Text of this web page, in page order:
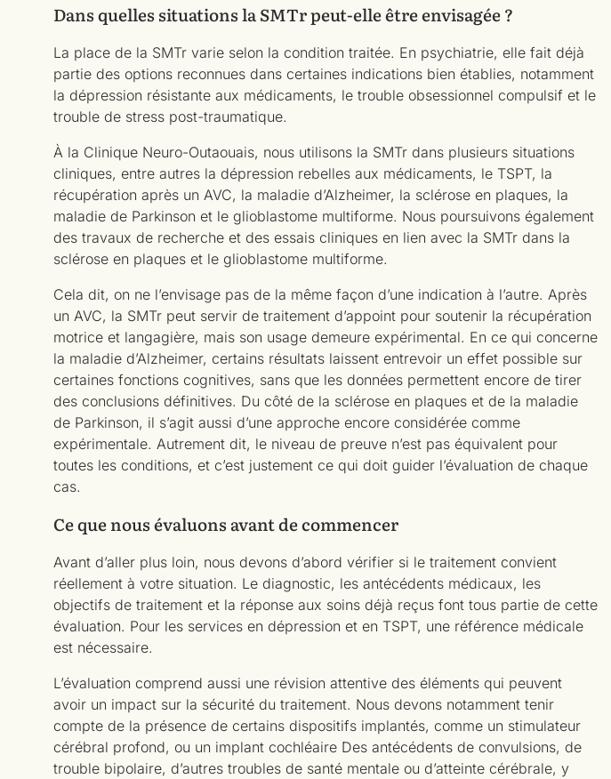
Dans quelles situations la SMTr peut-elle être envisagée ?
La place de la SMTr varie selon la condition traitée. En psychiatrie, elle fait déjà
partie des options reconnues dans certaines indications bien établies, notamment
la dépression résistante aux médicaments, le trouble obsessionnel compulsif et le
trouble de stress post-traumatique.
À la Clinique Neuro-Outaouais, nous utilisons la SMTr dans plusieurs situations
cliniques, entre autres la dépression rebelles aux médicaments, le TSPT, la
récupération après un AVC, la maladie d’Alzheimer, la sclérose en plaques, la
maladie de Parkinson et le glioblastome multiforme. Nous poursuivons également
des travaux de recherche et des essais cliniques en lien avec la SMTr dans la
sclérose en plaques et le glioblastome multiforme.
Cela dit, on ne l’envisage pas de la même façon d’une indication à l’autre. Après
un AVC, la SMTr peut servir de traitement d’appoint pour soutenir la récupération
motrice et langagière, mais son usage demeure expérimental. En ce qui concerne
la maladie d’Alzheimer, certains résultats laissent entrevoir un effet possible sur
certaines fonctions cognitives, sans que les données permettent encore de tirer
des conclusions définitives. Du côté de la sclérose en plaques et de la maladie
de Parkinson, il s’agit aussi d’une approche encore considérée comme
expérimentale. Autrement dit, le niveau de preuve n’est pas équivalent pour
toutes les conditions, et c’est justement ce qui doit guider l’évaluation de chaque
cas.
Ce que nous évaluons avant de commencer
Avant d’aller plus loin, nous devons d’abord vérifier si le traitement convient
réellement à votre situation. Le diagnostic, les antécédents médicaux, les
objectifs de traitement et la réponse aux soins déjà reçus font tous partie de cette
évaluation. Pour les services en dépression et en TSPT, une référence médicale
est nécessaire.
L’évaluation comprend aussi une révision attentive des éléments qui peuvent
avoir un impact sur la sécurité du traitement. Nous devons notamment tenir
compte de la présence de certains dispositifs implantés, comme un stimulateur
cérébral profond, ou un implant cochléaire Des antécédents de convulsions, de
trouble bipolaire, d’autres troubles de santé mentale ou d’atteinte cérébrale, y